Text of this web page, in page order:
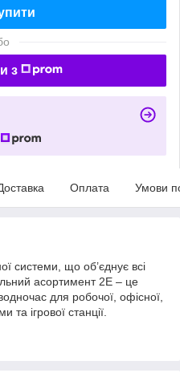
з
Оплата Умови
системи, що об’єднує всі
асортимент 2E – це
для робочої, офісної,
ігрової станції.